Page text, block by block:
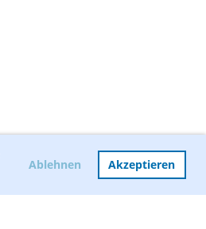
Ablehnen Akzeptieren